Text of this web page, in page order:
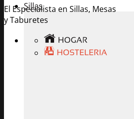
El Especialista en Sillas, Mesas
y Taburetes
Sillas